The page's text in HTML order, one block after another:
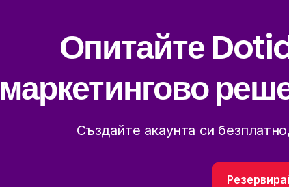
Опитайте
маркетингово
Създайте акаунта си